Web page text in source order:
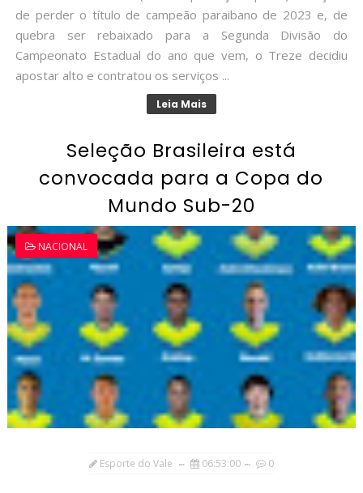
de perder o título de campeão paraibano de 2023 e, de
quebra ser rebaixado para a Segunda Divisão do
Campeonato Estadual do ano que vem, o Treze decidiu
apostar alto e contratou os serviços ...
Leia Mais
Seleção Brasileira está
convocada para a Copa do
Mundo Sub-20
NACIONAL
Esporte do Vale 06:53:00 0